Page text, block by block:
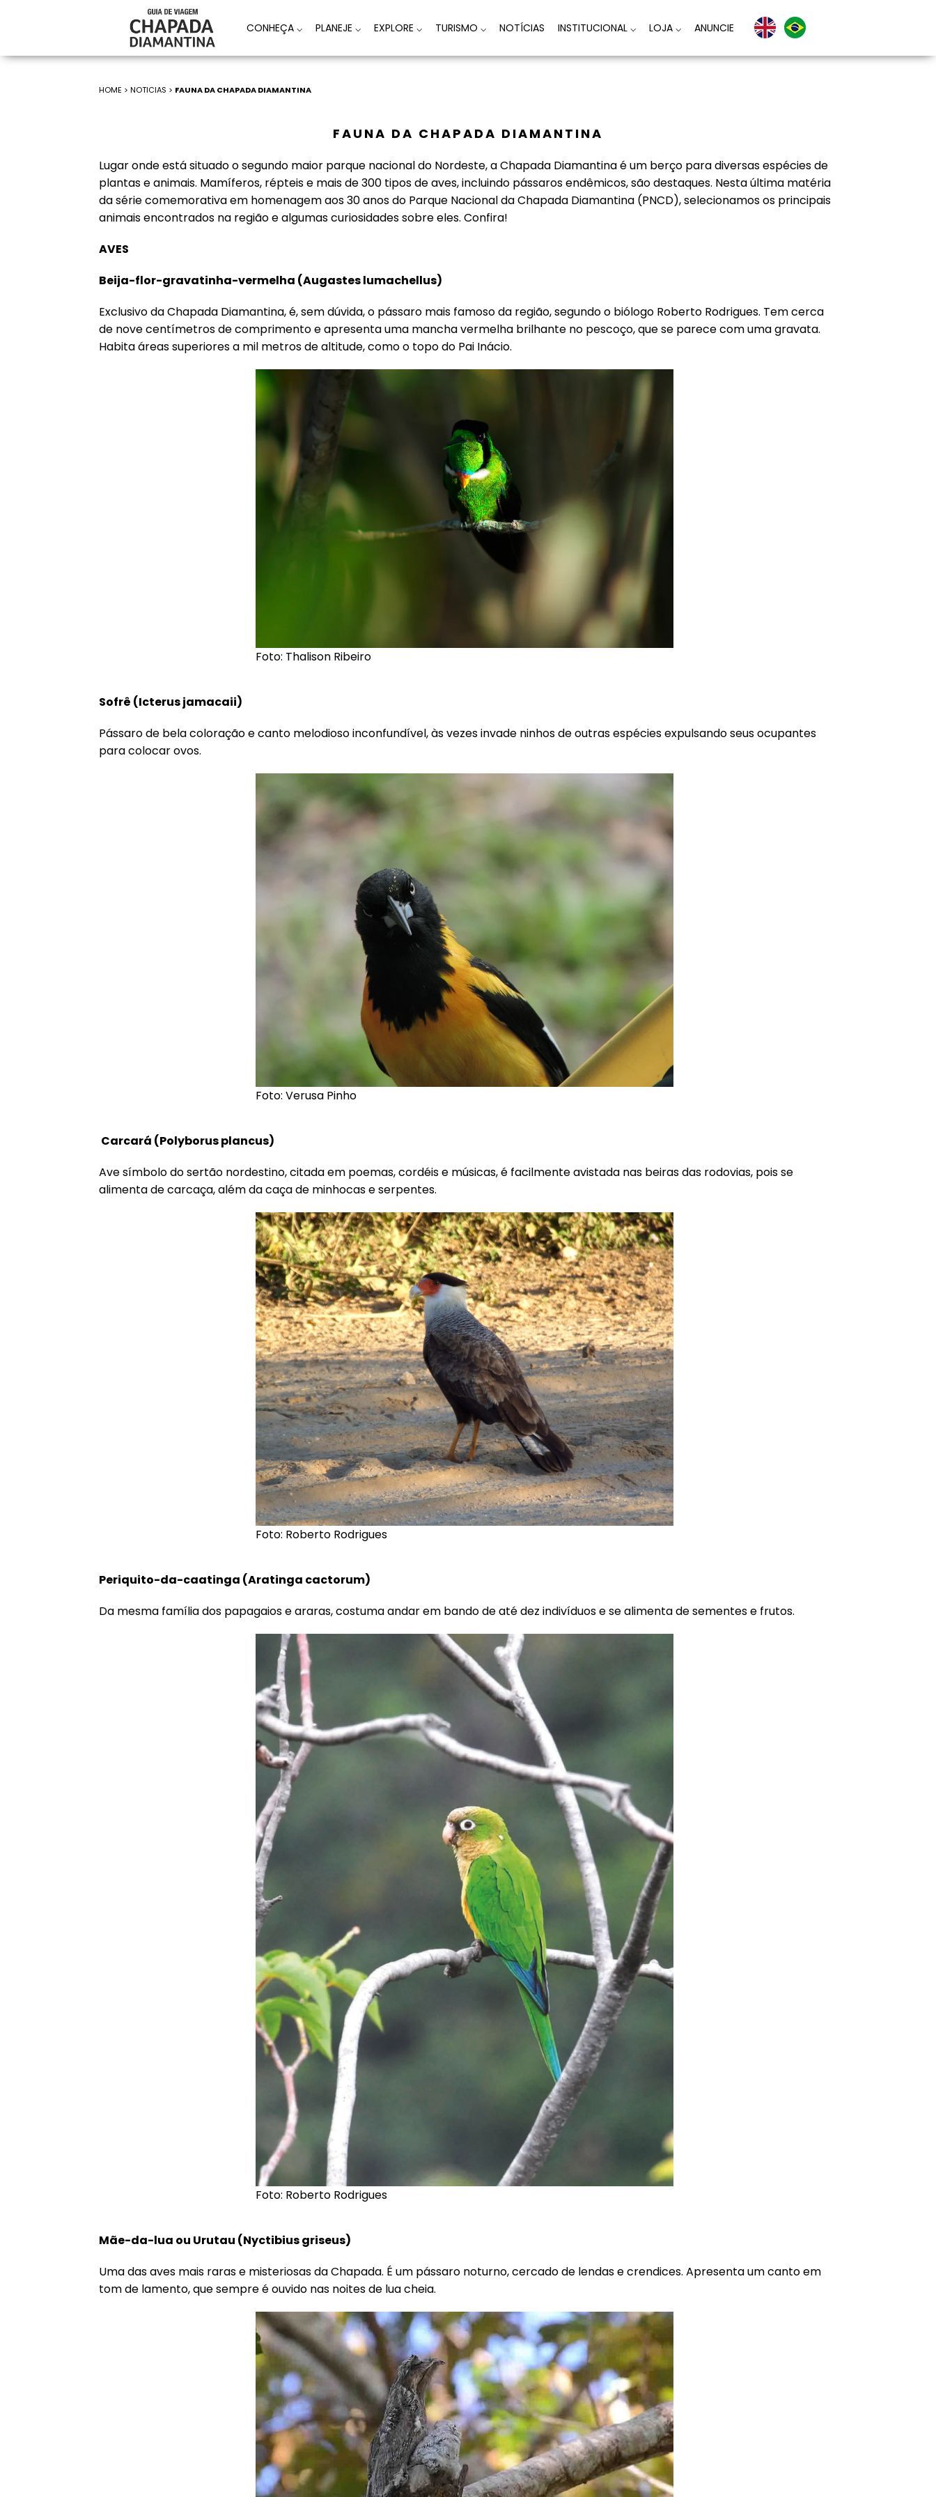
CONHEÇA ⌵ PLANEJE ⌵ EXPLORE ⌵ TURISMO ⌵ NOTÍCIAS INSTITUCIONAL ⌵ LOJA ⌵ ANUNCIE
HOME > NOTICIAS > FAUNA DA CHAPADA DIAMANTINA
FAUNA DA CHAPADA DIAMANTINA
Lugar onde está situado o segundo maior parque nacional do Nordeste, a Chapada Diamantina é um berço para diversas espécies de
plantas e animais. Mamíferos, répteis e mais de 300 tipos de aves, incluindo pássaros endêmicos, são destaques. Nesta última matéria
da série comemorativa em homenagem aos 30 anos do Parque Nacional da Chapada Diamantina (PNCD), selecionamos os principais
animais encontrados na região e algumas curiosidades sobre eles. Confira!
AVES
Beija-flor-gravatinha-vermelha (Augastes lumachellus)
Exclusivo da Chapada Diamantina, é, sem dúvida, o pássaro mais famoso da região, segundo o biólogo Roberto Rodrigues. Tem cerca
de nove centímetros de comprimento e apresenta uma mancha vermelha brilhante no pescoço, que se parece com uma gravata.
Habita áreas superiores a mil metros de altitude, como o topo do Pai Inácio.
Foto: Thalison Ribeiro
Sofrê (Icterus jamacaii)
Pássaro de bela coloração e canto melodioso inconfundível, às vezes invade ninhos de outras espécies expulsando seus ocupantes
para colocar ovos.
Foto: Verusa Pinho
Carcará (Polyborus plancus)
Ave símbolo do sertão nordestino, citada em poemas, cordéis e músicas, é facilmente avistada nas beiras das rodovias, pois se
alimenta de carcaça, além da caça de minhocas e serpentes.
Foto: Roberto Rodrigues
Periquito-da-caatinga (Aratinga cactorum)
Da mesma família dos papagaios e araras, costuma andar em bando de até dez indivíduos e se alimenta de sementes e frutos.
Foto: Roberto Rodrigues
Mãe-da-lua ou Urutau (Nyctibius griseus)
Uma das aves mais raras e misteriosas da Chapada. É um pássaro noturno, cercado de lendas e crendices. Apresenta um canto em
tom de lamento, que sempre é ouvido nas noites de lua cheia.